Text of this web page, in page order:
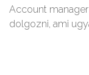
Account
dolgozni, ami